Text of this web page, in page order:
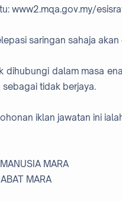
www2.mqa.gov.my/
saringan sahaja
dihubungi dalam masa
tidak berjaya.
iklan jawatan ini
MARA
MARA